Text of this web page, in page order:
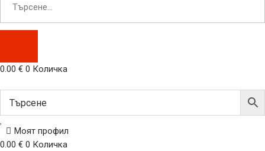
search
0.00 € 0 Количка
Моят профил
0.00 € 0 Количка